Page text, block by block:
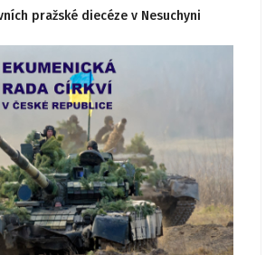
pražské diecéze v Nesuchyni